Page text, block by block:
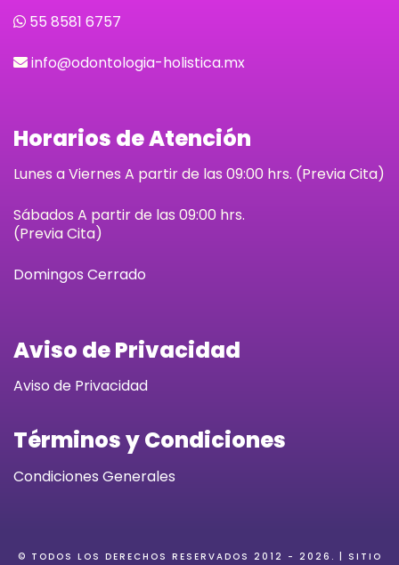
55 8581 6757
info@odontologia-holistica.mx
Horarios de Atención
Lunes a Viernes A partir de las 09:00 hrs. (Previa Cita)
Sábados A partir de las 09:00 hrs.
(Previa Cita)
Domingos Cerrado
Aviso de Privacidad
Aviso de Privacidad
Términos y Condiciones
Condiciones Generales
© TODOS LOS DERECHOS RESERVADOS 2012 - 2026 . | SITIO